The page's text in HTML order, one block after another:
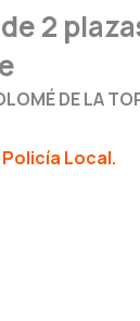
2
DE LA
Local.